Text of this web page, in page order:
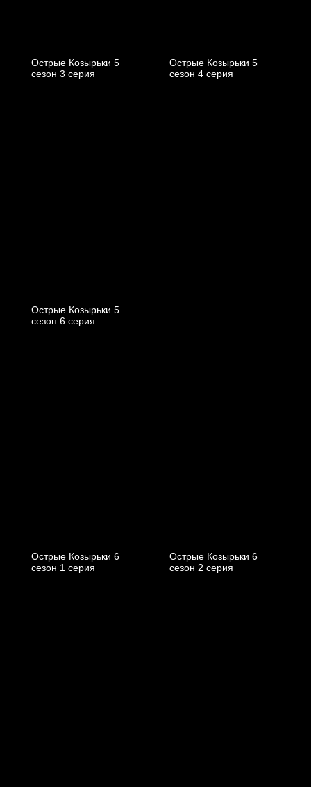
Острые Козырьки 5
cезон 3 cерия
Острые Козырьки 5
cезон 4 cерия
Острые Козырьки 5
cезон 6 cерия
Острые Козырьки 6
cезон 1 cерия
Острые Козырьки 6
cезон 2 cерия